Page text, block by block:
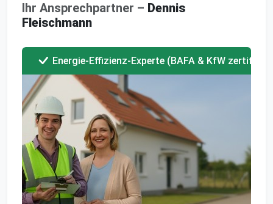
Ihr Ansprechpartner – Dennis
Fleischmann
Energie-Effizienz-Experte (BAFA & KfW